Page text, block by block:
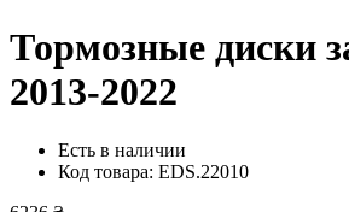
Тормозные диски
2013-2022
Есть в наличии
Код товара: EDS.22010